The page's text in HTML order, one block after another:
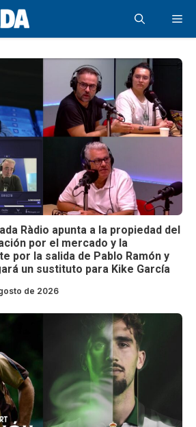
Ràdio apunta a la propiedad del
por el mercado y la
por la salida de Pablo Ramón y
un sustituto para Kike García
de 2026